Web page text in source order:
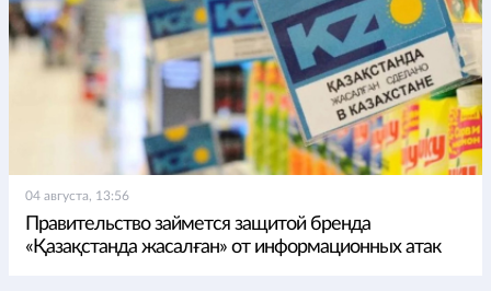
04 августа, 13:56
Правительство займется защитой бренда
«Қазақстанда жасалған» от информационных атак